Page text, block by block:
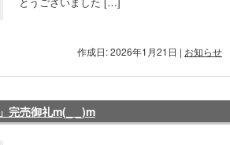
作成日: 2026年1月21日 | お知らせ
完売御礼m(_ _)m